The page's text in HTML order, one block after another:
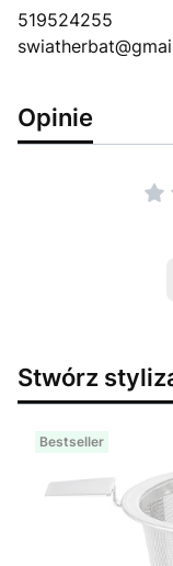
519524255
Opinie
Stwórz
Bestseller